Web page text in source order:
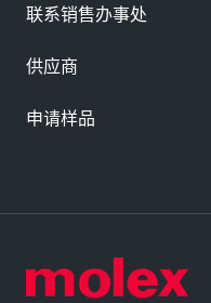
联系销售办事处
供应商
申请样品